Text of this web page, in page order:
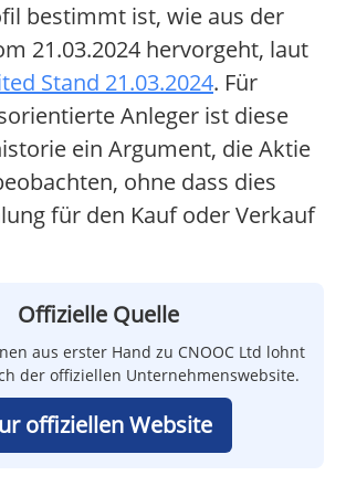
bestimmt ist, wie aus der
21.03.2024 hervorgeht, laut
Stand 21.03.2024. Für
Anleger ist diese
ein Argument, die Aktie
ohne dass dies
für den Kauf oder Verkauf
Offizielle Quelle
aus erster Hand zu CNOOC Ltd lohnt
der offiziellen Unternehmenswebsite.
offiziellen Website